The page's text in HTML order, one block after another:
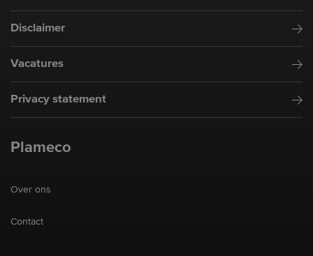
Disclaimer
Vacatures
Privacy statement
Plameco
Over ons
Contact